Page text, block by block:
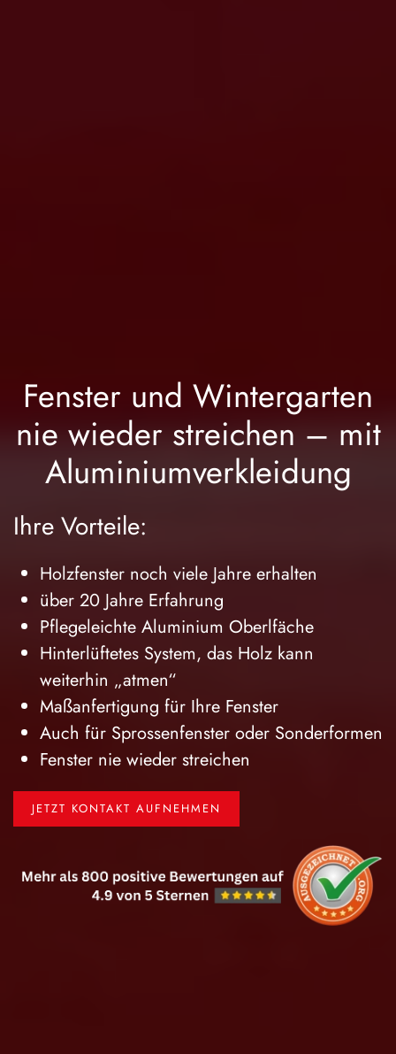
Fenster und Wintergarten
nie wieder streichen – mit
Aluminiumverkleidung
Ihre Vorteile:
Holzfenster noch viele Jahre erhalten
über 20 Jahre Erfahrung
Pflegeleichte Aluminium Oberlfäche
Hinterlüftetes System, das Holz kann
weiterhin „atmen“
Maßanfertigung für Ihre Fenster
Auch für Sprossenfenster oder Sonderformen
Fenster nie wieder streichen
JETZT KONTAKT AUFNEHMEN